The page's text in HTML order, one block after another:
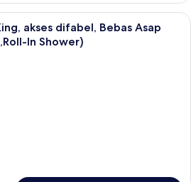
Kamar, 1 Tempat Tidur King, akses
akses difabel, Bebas Asap
In Shower)